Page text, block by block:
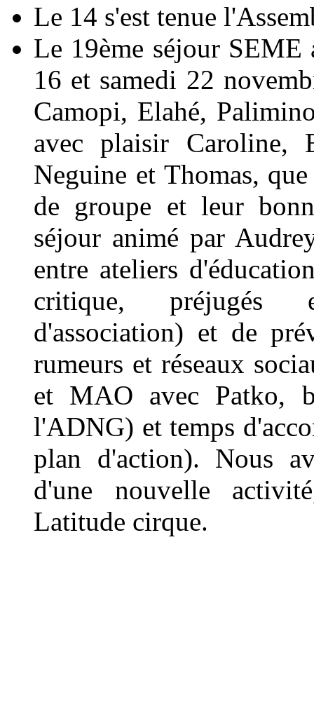
Le 14 s'est tenue
Le 19ème séjour SEME
16 et samedi 22
Camopi, Elahé,
avec plaisir Caroline,
Neguine et Thomas,
de groupe et leur
séjour animé par
entre ateliers
critique, préjugés
d'association) et de
rumeurs et réseaux
et MAO avec Patko,
l'ADNG) et temps
plan d'action). Nous
d'une nouvelle
Latitude cirque.